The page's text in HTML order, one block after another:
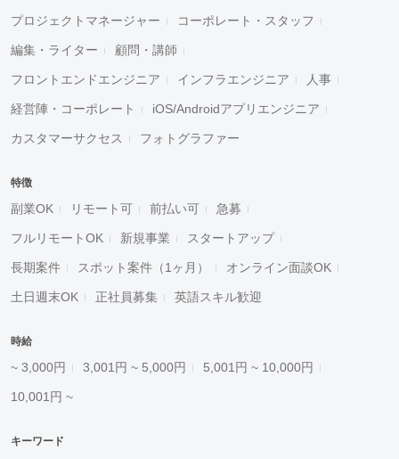
プロジェクトマネージャー コーポレート・スタッフ
編集・ライター 顧問・講師
フロントエンドエンジニア インフラエンジニア 人事
経営陣・コーポレート iOS/Androidアプリエンジニア
カスタマーサクセス フォトグラファー
特徴
副業OK リモート可 前払い可 急募
フルリモートOK 新規事業 スタートアップ
長期案件 スポット案件（1ヶ月） オンライン面談OK
土日週末OK 正社員募集 英語スキル歓迎
時給
~ 3,000円 3,001円 ~ 5,000円 5,001円 ~ 10,000円
10,001円 ~
キーワード